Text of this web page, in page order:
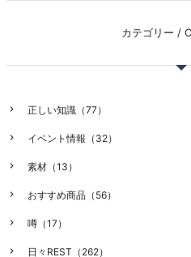
カテゴリー /
正しい知識（77）
イベント情報（32）
素材（13）
おすすめ商品（56）
噂（17）
日々REST（262）